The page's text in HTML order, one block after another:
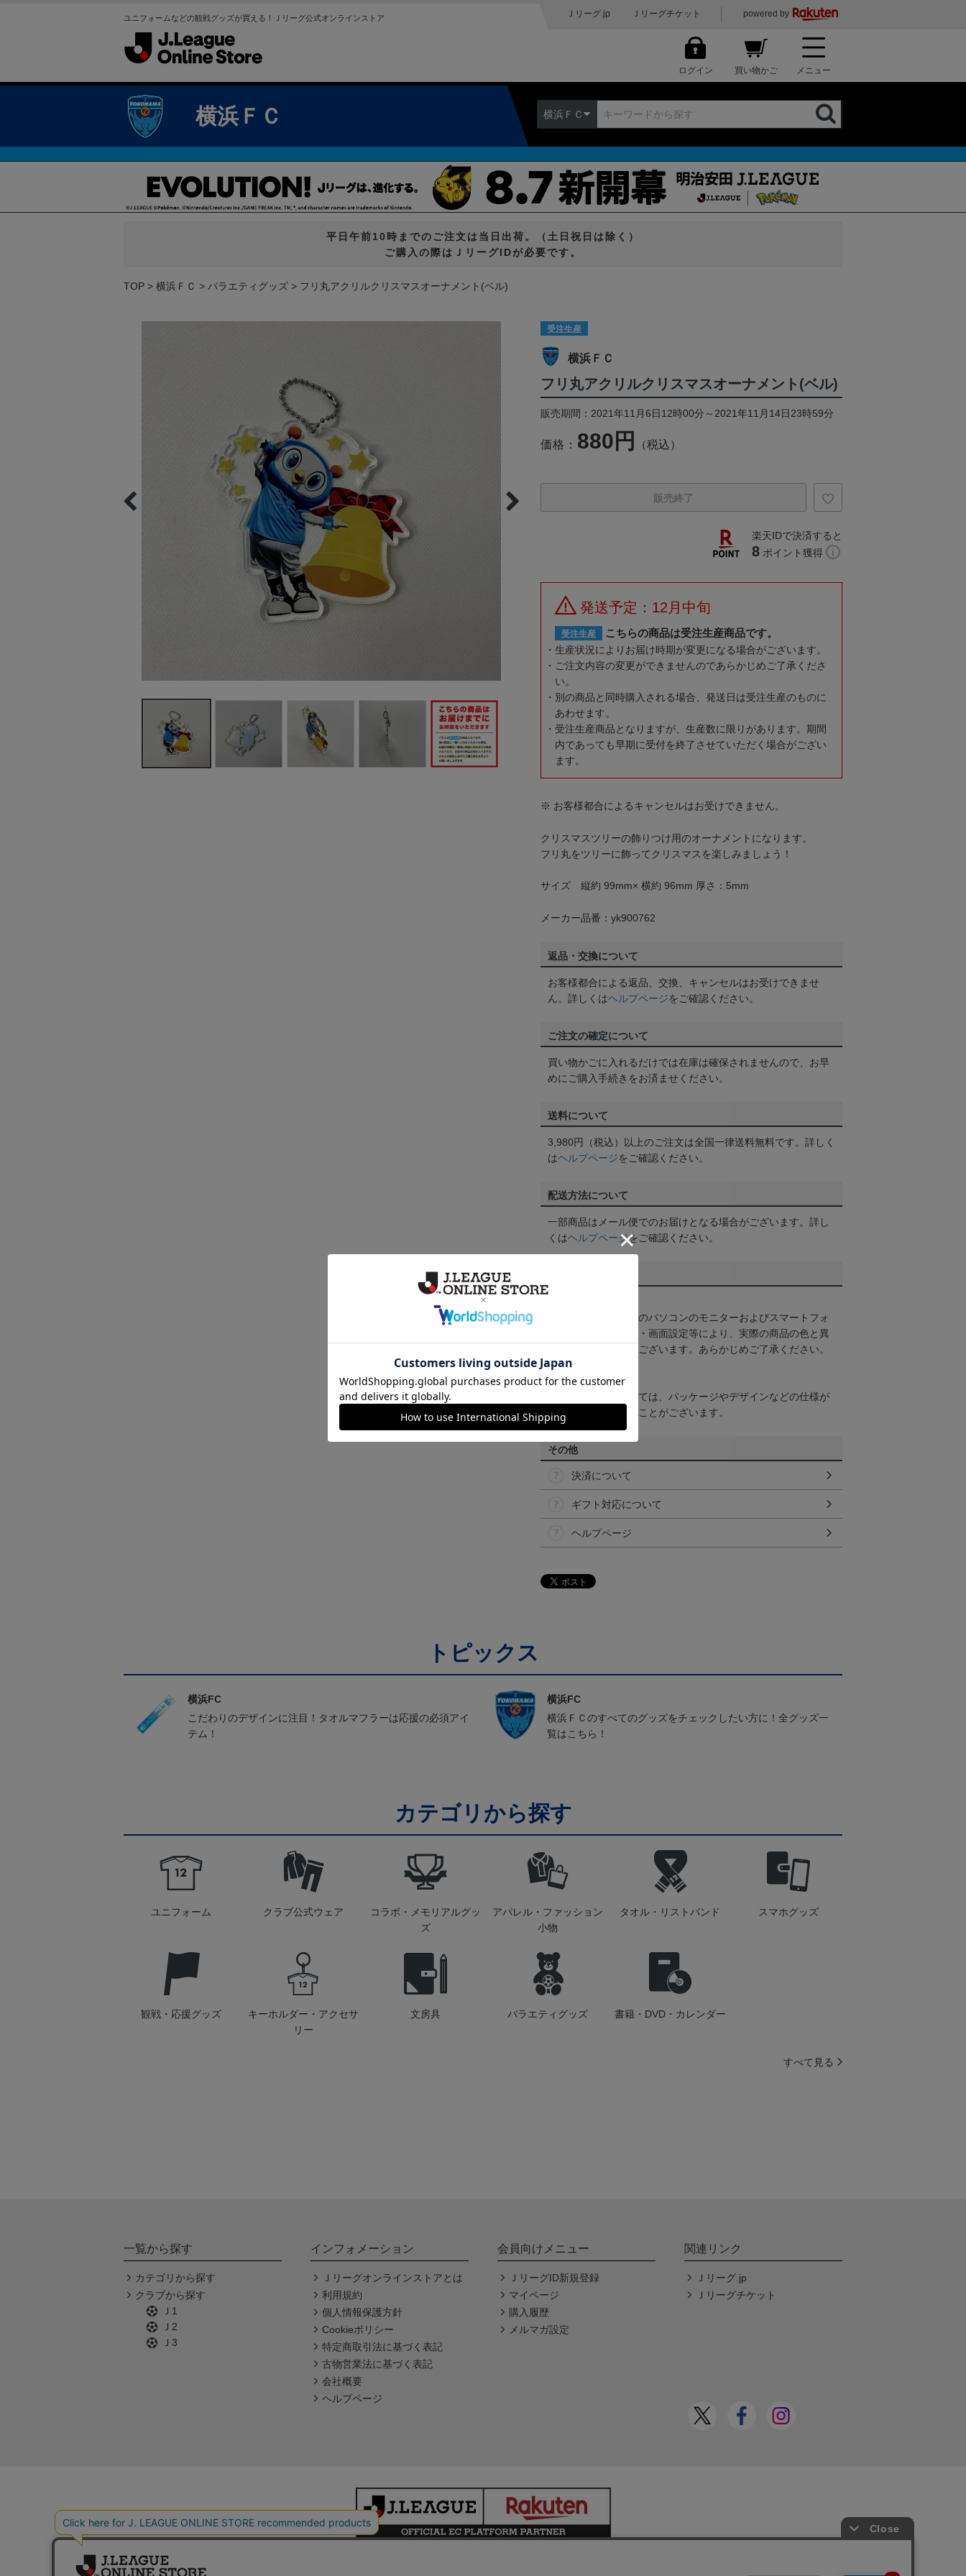
ユニフォームなどの観戦グッズが買える！Ｊリーグ公式オンラインストア Ｊリーグ.jp Ｊリーグチケット powered by
ログイン 買い物かご メニュー
横浜ＦＣ 横浜ＦＣ
平日午前10時までのご注文は当日出荷。（土日祝日は除く）
ご購入の際はＪリーグIDが必要です。
TOP 横浜ＦＣ バラエティグッズ フリ丸アクリルクリスマスオーナメント(ベル)
受注生産
横浜ＦＣ
フリ丸アクリルクリスマスオーナメント(ベル)
販売期間：2021年11月6日12時00分～2021年11月14日23時59分
価格： 880円 （税込）
販売終了
楽天IDで決済すると
8 ポイント獲得
発送予定：12月中旬
受注生産 こちらの商品は受注生産商品です。
生産状況によりお届け時期が変更になる場合がございます。
ご注文内容の変更ができませんのであらかじめご了承くださ
い。
別の商品と同時購入される場合、発送日は受注生産のものに
あわせます。
受注生産商品となりますが、生産数に限りがあります。期間
内であっても早期に受付を終了させていただく場合がござい
ます。
※ お客様都合によるキャンセルはお受けできません。
クリスマスツリーの飾りつけ用のオーナメントになります。
フリ丸をツリーに飾ってクリスマスを楽しみましょう！
サイズ 縦約 99mm× 横約 96mm 厚さ：5mm
メーカー品番：yk900762
返品・交換について
お客様都合による返品、交換、キャンセルはお受けできませ
ん。詳しくはヘルプページをご確認ください。
ご注文の確定について
買い物かごに入れるだけでは在庫は確保されませんので、お早
めにご購入手続きをお済ませください。
送料について
3,980円（税込）以上のご注文は全国一律送料無料です。詳しく
はヘルプページをご確認ください。
配送方法について
一部商品はメール便でのお届けとなる場合がございます。詳し
くはヘルプページをご確認ください。
商品画像は、お使いのパソコンのモニターおよびスマートフォ
ンのメーカー・機種・画面設定等により、実際の商品の色と異
なって見える場合がございます。あらかじめご了承ください。
【仕様について】
取り扱い商品によっては、パッケージやデザインなどの仕様が
予告なく変更になることがございます。
その他
決済について
ギフト対応について
ヘルプページ
トピックス
横浜FC
こだわりのデザインに注目！タオルマフラーは応援の必須アイ
テム！
横浜FC
横浜ＦＣのすべてのグッズをチェックしたい方に！全グッズ一
覧はこちら！
カテゴリから探す
ユニフォーム クラブ公式ウェア
コラボ・メモリアルグッ
ズ
アパレル・ファッション
小物
タオル・リストバンド スマホグッズ
観戦・応援グッズ
キーホルダー・アクセサ
リー
文房具 バラエティグッズ 書籍・DVD・カレンダー
すべて見る
一覧から探す
カテゴリから探す
クラブから探す
Ｊ1
Ｊ2
Ｊ3
インフォメーション
Ｊリーグオンラインストアとは
利用規約
個人情報保護方針
Cookieポリシー
特定商取引法に基づく表記
古物営業法に基づく表記
会社概要
ヘルプページ
会員向けメニュー
ＪリーグID新規登録
マイページ
購入履歴
メルマガ設定
関連リンク
Ｊリーグ.jp
Ｊリーグチケット